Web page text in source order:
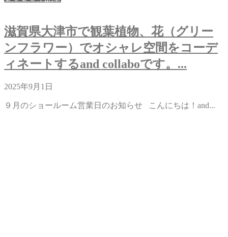
滋賀県大津市で観葉植物、花（グリー
ンフラワー）でオシャレ空間をコーデ
ィネートするand collaboです。...
2025年9月1日
９月のショールーム営業日のお知らせ こんにちは！and...